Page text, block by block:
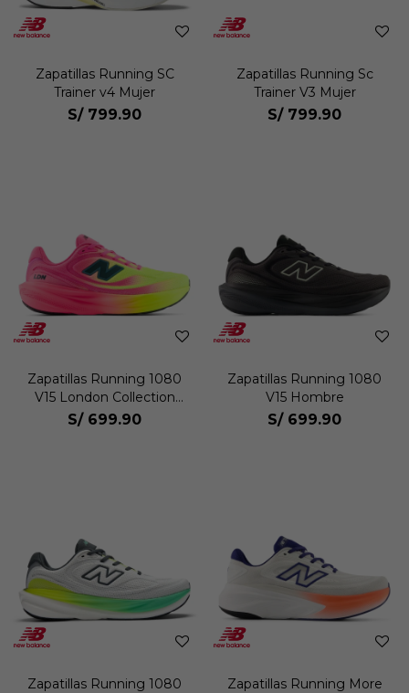
Zapatillas Running SC
Trainer v4 Mujer
S/ 799.90
Zapatillas Running Sc
Trainer V3 Mujer
S/ 799.90
Zapatillas Running 1080
V15 London Collection
Hombre
S/ 699.90
Zapatillas Running 1080
V15 Hombre
S/ 699.90
Zapatillas Running 1080
Zapatillas Running More